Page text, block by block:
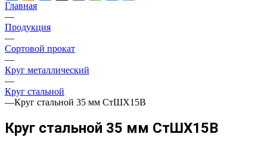
Главная
—
Продукция
—
Сортовой прокат
—
Круг металлический
—
Круг стальной
—Круг стальной 35 мм СтШХ15В
Круг стальной 35 мм СтШХ15В